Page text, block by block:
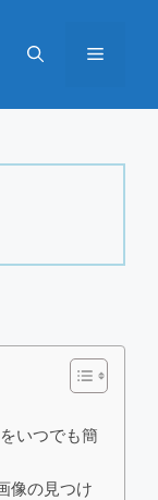
Menu
いつでも簡
像の見つけ